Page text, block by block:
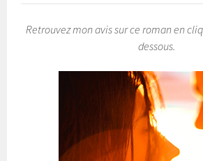
Retrouvez mon avis sur ce roman en
dessous.